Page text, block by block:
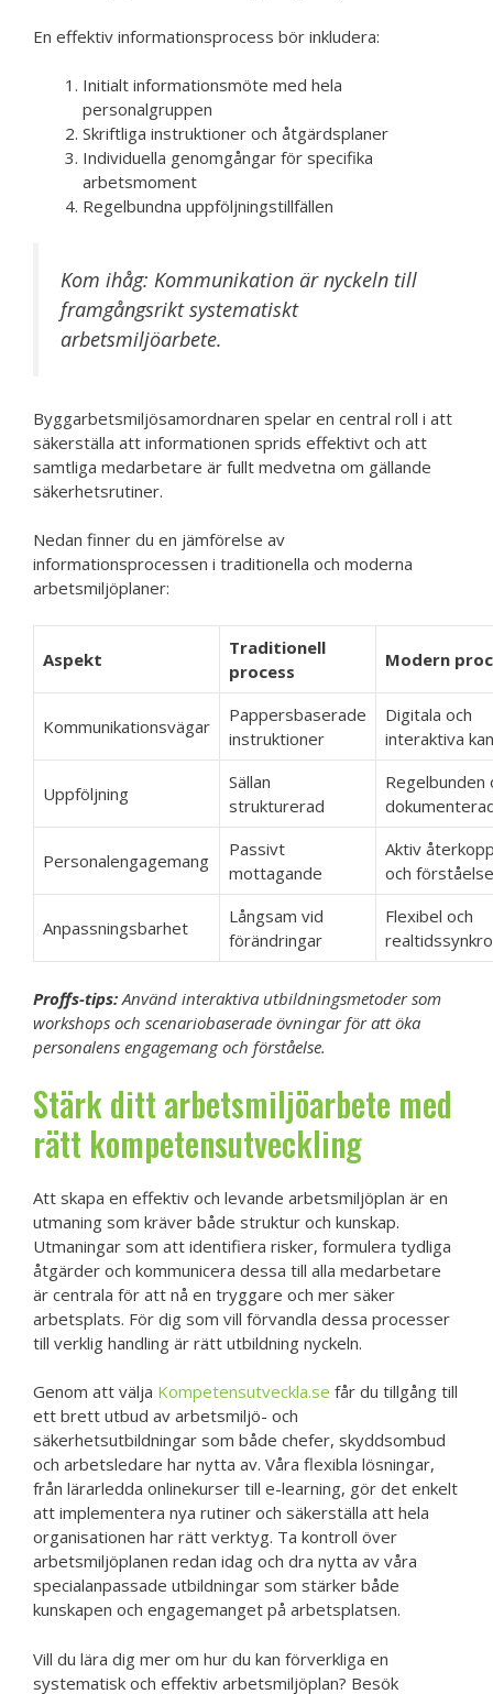
En effektiv informationsprocess bör inkludera:
Initialt informationsmöte med hela
personalgruppen
Skriftliga instruktioner och åtgärdsplaner
Individuella genomgångar för specifika
arbetsmoment
Regelbundna uppföljningstillfällen
Kom ihåg: Kommunikation är nyckeln till
framgångsrikt systematiskt
arbetsmiljöarbete.
Byggarbetsmiljösamordnaren spelar en central roll i att
säkerställa att informationen sprids effektivt och att
samtliga medarbetare är fullt medvetna om gällande
säkerhetsrutiner.
Nedan finner du en jämförelse av
informationsprocessen i traditionella och moderna
arbetsmiljöplaner:
Aspekt
Traditionell
process
Modern
Kommunikationsvägar
Pappersbaserade
instruktioner
Digitala och
interaktiva
Uppföljning
Sällan
strukturerad
Regelbunden
Personalengagemang
Passivt
mottagande
Aktiv
och
Anpassningsbarhet
Långsam vid
förändringar
Flexibel och
Proffs-tips: Använd interaktiva utbildningsmetoder som
workshops och scenariobaserade övningar för att öka
personalens engagemang och förståelse.
Stärk ditt arbetsmiljöarbete med
rätt kompetensutveckling
Att skapa en effektiv och levande arbetsmiljöplan är en
utmaning som kräver både struktur och kunskap.
Utmaningar som att identifiera risker, formulera tydliga
åtgärder och kommunicera dessa till alla medarbetare
är centrala för att nå en tryggare och mer säker
arbetsplats. För dig som vill förvandla dessa processer
till verklig handling är rätt utbildning nyckeln.
Genom att välja Kompetensutveckla.se får du tillgång till
ett brett utbud av arbetsmiljö- och
säkerhetsutbildningar som både chefer, skyddsombud
och arbetsledare har nytta av. Våra flexibla lösningar,
från lärarledda onlinekurser till e-learning, gör det enkelt
att implementera nya rutiner och säkerställa att hela
organisationen har rätt verktyg. Ta kontroll över
arbetsmiljöplanen redan idag och dra nytta av våra
specialanpassade utbildningar som stärker både
kunskapen och engagemanget på arbetsplatsen.
Vill du lära dig mer om hur du kan förverkliga en
systematisk och effektiv arbetsmiljöplan? Besök